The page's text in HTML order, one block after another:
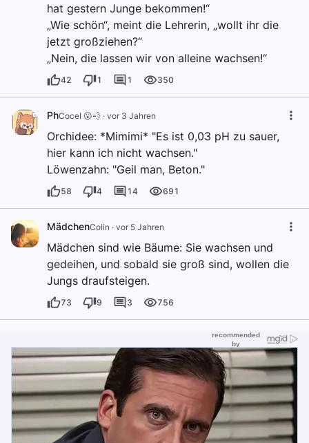
hat gestern Junge bekommen!“
„Wie schön“, meint die Lehrerin, „wollt ihr die
jetzt großziehen?“
„Nein, die lassen wir von alleine wachsen!“
42 1 1 350
PhCocel 😮💨 · vor 3 Jahren
Orchidee: *Mimimi* "Es ist 0,03 pH zu sauer,
hier kann ich nicht wachsen."
Löwenzahn: "Geil man, Beton."
58 4 14 691
MädchenColin · vor 5 Jahren
Mädchen sind wie Bäume: Sie wachsen und
gedeihen, und sobald sie groß sind, wollen die
Jungs draufsteigen.
73 9 3 756